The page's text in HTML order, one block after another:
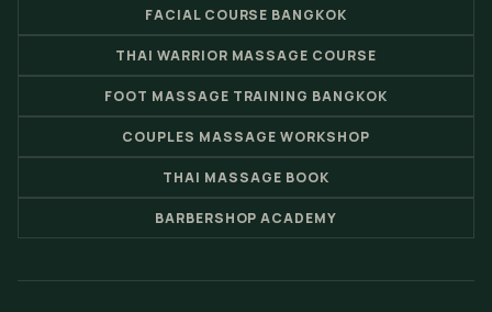
FACIAL COURSE BANGKOK
THAI WARRIOR MASSAGE COURSE
FOOT MASSAGE TRAINING BANGKOK
COUPLES MASSAGE WORKSHOP
THAI MASSAGE BOOK
BARBERSHOP ACADEMY